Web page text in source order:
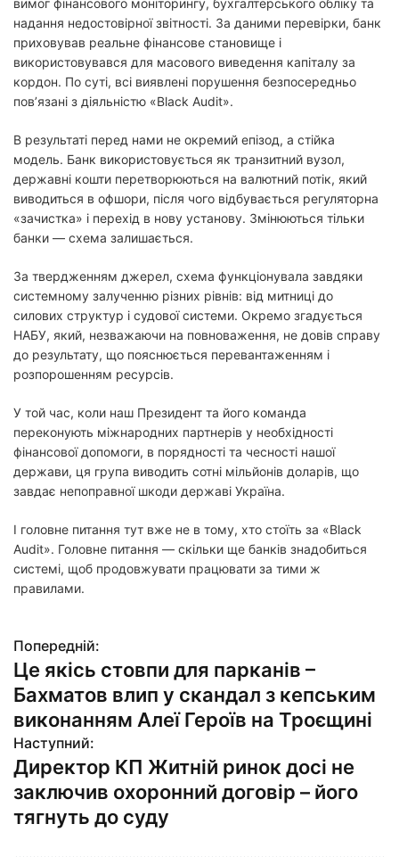
вимог фінансового моніторингу, бухгалтерського обліку та
надання недостовірної звітності. За даними перевірки, банк
приховував реальне фінансове становище і
використовувався для масового виведення капіталу за
кордон. По суті, всі виявлені порушення безпосередньо
пов’язані з діяльністю «Black Audit».
В результаті перед нами не окремий епізод, а стійка
модель. Банк використовується як транзитний вузол,
державні кошти перетворюються на валютний потік, який
виводиться в офшори, після чого відбувається регуляторна
«зачистка» і перехід в нову установу. Змінюються тільки
банки — схема залишається.
За твердженням джерел, схема функціонувала завдяки
системному залученню різних рівнів: від митниці до
силових структур і судової системи. Окремо згадується
НАБУ, який, незважаючи на повноваження, не довів справу
до результату, що пояснюється перевантаженням і
розпорошенням ресурсів.
У той час, коли наш Президент та його команда
переконують міжнародних партнерів у необхідності
фінансової допомоги, в порядності та чесності нашої
держави, ця група виводить сотні мільйонів доларів, що
завдає непоправної шкоди державі Україна.
І головне питання тут вже не в тому, хто стоїть за «Black
Audit». Головне питання — скільки ще банків знадобиться
системі, щоб продовжувати працювати за тими ж
правилами.
Н
а
в
і
г
а
Попередній:
Це якісь стовпи для парканів –
Бахматов влип у скандал з кепським
виконанням Алеї Героїв на Троєщині
Наступний:
Директор КП Житній ринок досі не
заключив охоронний договір – його
тягнуть до суду